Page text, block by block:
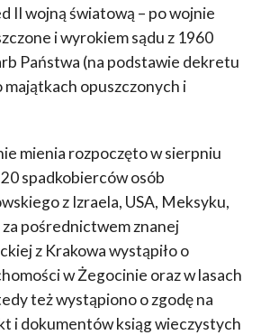
II wojną światową – po wojnie
i wyrokiem sądu z 1960
Państwa (na podstawie dekretu
majątkach opuszczonych i
mienia rozpoczęto w sierpniu
spadkobierców osób
z Izraela, USA, Meksyku,
pośrednictwem znanej
z Krakowa wystąpiło o
w Żegocinie oraz w lasach
też wystąpiono o zgodę na
i dokumentów ksiąg wieczystych